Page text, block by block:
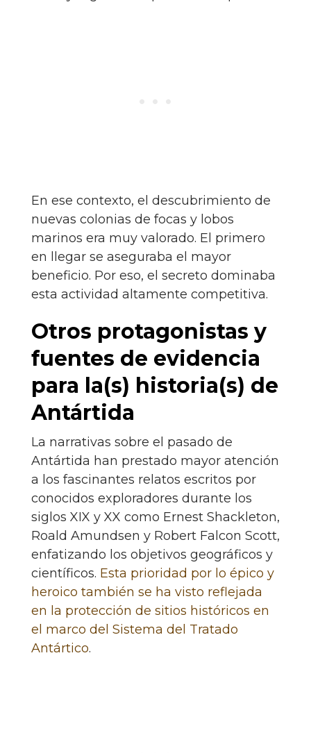
En ese contexto, el descubrimiento de
nuevas colonias de focas y lobos
marinos era muy valorado. El primero
en llegar se aseguraba el mayor
beneficio. Por eso, el secreto dominaba
esta actividad altamente competitiva.
Otros protagonistas y
fuentes de evidencia
para la(s) historia(s) de
Antártida
La narrativas sobre el pasado de
Antártida han prestado mayor atención
a los fascinantes relatos escritos por
conocidos exploradores durante los
siglos XIX y XX como Ernest Shackleton,
Roald Amundsen y Robert Falcon Scott,
enfatizando los objetivos geográficos y
científicos. Esta prioridad por lo épico y
heroico también se ha visto reflejada
en la protección de sitios históricos en
el marco del Sistema del Tratado
Antártico.